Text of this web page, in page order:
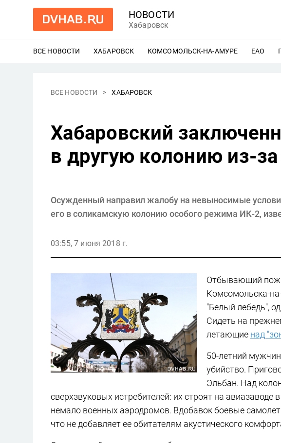
НОВОСТИ
Хабаровск
ВСЕ НОВОСТИ ХАБАРОВСК ЕЩЕ
КОМСОМОЛЬСК-НА-АМУРЕ ЕЩЕ
ЕАО
ВСЕ НОВОСТИ ХАБАРОВСК
Хабаровский
в другую колонию из-
Осужденный направил жалобу на невыносимые
его в соликамскую колонию особого режима ИК-2,
03:55, 7 июня 2018 г.
Отбывающий
Комсомольска-
"Белый лебедь",
Сидеть на
летающие над
50-летний
убийство.
Эльбан. Над
сверхзвуковых истребителей: их строят на
немало военных аэродромов. Вдобавок боевые
что не добавляет ее обитателям акустического